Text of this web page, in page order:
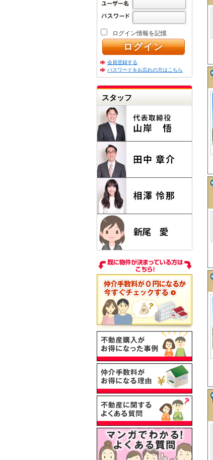
ログイン情報を記憶
会員登録する
パスワードをお忘れの方はこちら
スタッフ